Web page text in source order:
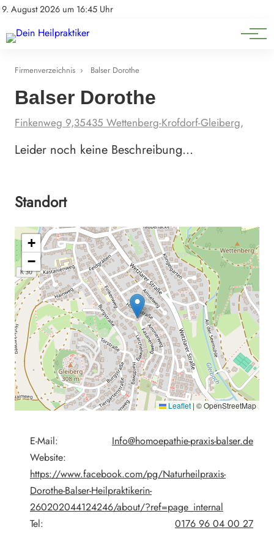
9. August 2026 um 16:45 Uhr
Impressum
Natürliche Medizin
Heilpflanzen & Kräuterkunde
Firmenverzeichnis › Balser Dorothe
Balser Dorothe
Finkenweg 9,35435 Wettenberg-Krofdorf-Gleiberg,
Leider noch keine Beschreibung…
Standort
+
−
Leaflet | © OpenStreetMap
E-Mail:
Info@homoepathie-praxis-balser.de
Website:
https://www.facebook.com/pg/Naturheilpraxis-
Dorothe-Balser-Heilpraktikerin-
260202044124246/about/?ref=page_internal
Tel:
0176 96 04 00 27